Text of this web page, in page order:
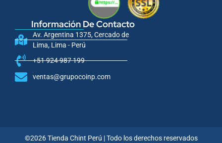
Información De Contacto
Av. Argentina 1375, Cercado de
Lima, Lima - Perú
+51 924 987 199
ventas@grupocoinp.com
©2026 Tienda Chint Perú | Todo los derechos reservados